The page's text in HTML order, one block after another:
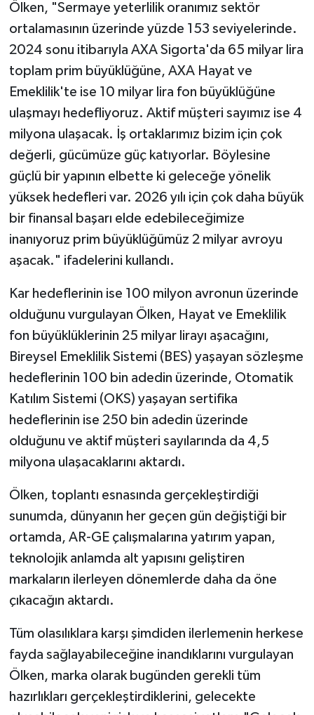
Ölken, "Sermaye yeterlilik oranımız sektör
ortalamasının üzerinde yüzde 153 seviyelerinde.
2024 sonu itibarıyla AXA Sigorta'da 65 milyar lira
toplam prim büyüklüğüne, AXA Hayat ve
Emeklilik'te ise 10 milyar lira fon büyüklüğüne
ulaşmayı hedefliyoruz. Aktif müşteri sayımız ise 4
milyona ulaşacak. İş ortaklarımız bizim için çok
değerli, gücümüze güç katıyorlar. Böylesine
güçlü bir yapının elbette ki geleceğe yönelik
yüksek hedefleri var. 2026 yılı için çok daha büyük
bir finansal başarı elde edebileceğimize
inanıyoruz prim büyüklüğümüz 2 milyar avroyu
aşacak." ifadelerini kullandı.
Kar hedeflerinin ise 100 milyon avronun üzerinde
olduğunu vurgulayan Ölken, Hayat ve Emeklilik
fon büyüklüklerinin 25 milyar lirayı aşacağını,
Bireysel Emeklilik Sistemi (BES) yaşayan sözleşme
hedeflerinin 100 bin adedin üzerinde, Otomatik
Katılım Sistemi (OKS) yaşayan sertifika
hedeflerinin ise 250 bin adedin üzerinde
olduğunu ve aktif müşteri sayılarında da 4,5
milyona ulaşacaklarını aktardı.
Ölken, toplantı esnasında gerçekleştirdiği
sunumda, dünyanın her geçen gün değiştiği bir
ortamda, AR-GE çalışmalarına yatırım yapan,
teknolojik anlamda alt yapısını geliştiren
markaların ilerleyen dönemlerde daha da öne
çıkacağın aktardı.
Tüm olasılıklara karşı şimdiden ilerlemenin herkese
fayda sağlayabileceğine inandıklarını vurgulayan
Ölken, marka olarak bugünden gerekli tüm
hazırlıkları gerçekleştirdiklerini, gelecekte